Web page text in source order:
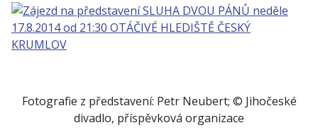
Fotografie z představení: Petr Neubert; © Jihočeské
divadlo, příspěvková organizace